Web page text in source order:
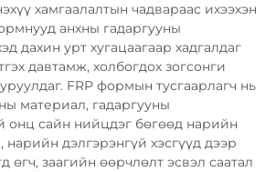
хамгаалалтын чадвараас ихээхэн
анхны гадаргууны
дахин урт хугацаагаар хадгалдаг
давтамж, холбогдох зогсонги
FRP формын тусгаарлагч нь
материал, гадаргууны
онц сайн нийцдэг бөгөөд нарийн
нарийн дэлгэрэнгүй хэсгүүд дээр
өгч, заагийн өөрчлөлт эсвэл саатал